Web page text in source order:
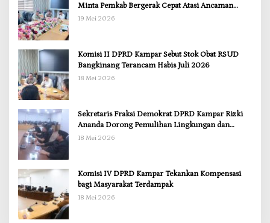
Minta Pemkab Bergerak Cepat Atasi Ancaman
Kekosongan Obat demi Wujudkan Kampar Dihati
19 Mei 2026
Komisi II DPRD Kampar Sebut Stok Obat RSUD
Bangkinang Terancam Habis Juli 2026
18 Mei 2026
Sekretaris Fraksi Demokrat DPRD Kampar Rizki
Ananda Dorong Pemulihan Lingkungan dan
Kompensasi untuk Warga Sungai Tapung
18 Mei 2026
Komisi IV DPRD Kampar Tekankan Kompensasi
bagi Masyarakat Terdampak
18 Mei 2026